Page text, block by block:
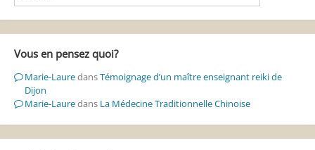
Vous en pensez quoi?
Marie-LauredansTémoignage d’un maître enseignant reiki de
Dijon
Marie-Lauredans La Médecine Traditionnelle Chinoise